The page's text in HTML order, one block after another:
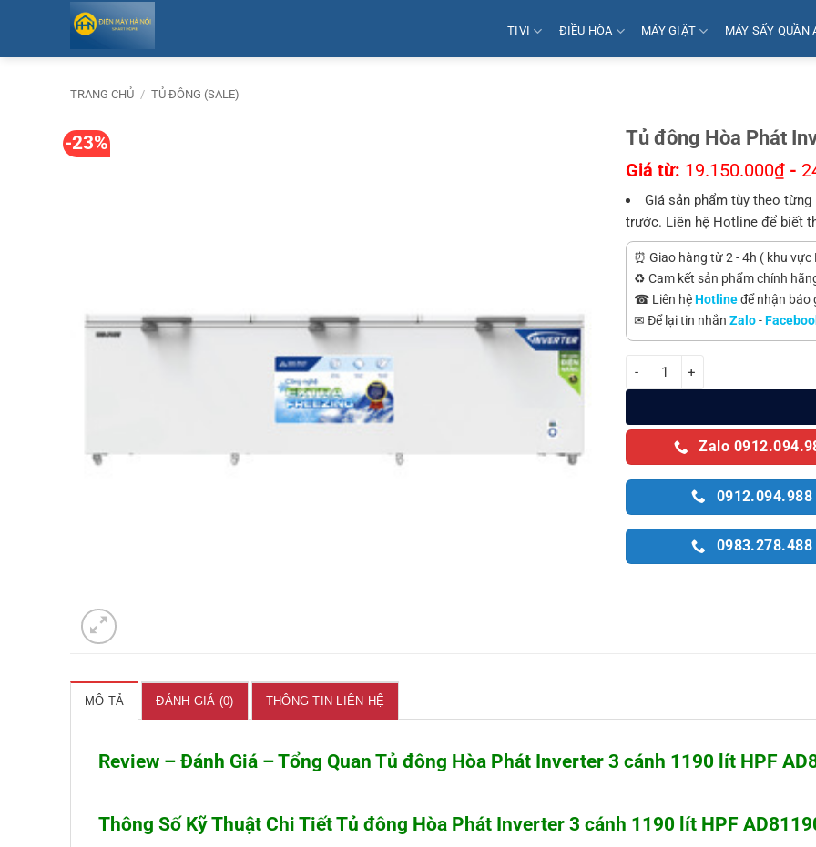
nội
TIVI ĐIỀU HÒA MÁY GIẶT MÁY SẤY QUẦN
TRANG CHỦ / TỦ ĐÔNG (SALE)
-23% Tủ đông Hòa Phát
Giá từ: 19.150.000₫ -
Giá sản phẩm tùy theo
trước. Liên hệ Hotline để biết
⏰ Giao hàng từ 2 - 4h ( khu vực
♻️ Cam kết sản phẩm chính
☎ Liên hệHotlineđể nhận báo
✉ Để lại tin nhắn Zalo-
Tủ đông Hòa Phát Inverter 3
Zalo
0912.094.988
0983.278.488
MÔ TẢ ĐÁNH GIÁ (0) THÔNG TIN LIÊN HỆ
Review – Đánh Giá – Tổng Quan Tủ đông Hòa Phát Inverter 3 cánh 1190 lít HPF
Thông Số Kỹ Thuật Chi Tiết Tủ đông Hòa Phát Inverter 3 cánh 1190 lít HPF